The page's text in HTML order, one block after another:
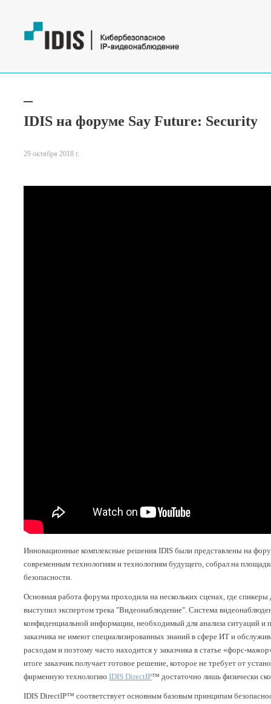
IDIS на форуме Say Future: Security
29 октября 2018 г.
Инновационные комплексные решения IDIS были представлены на
современным технологиям и технологиям будущего, собрал на
безопасности.
Основная работа форума проходила на нескольких сценах, где
выступил экспертом трека "Видеонаблюдение". Система
конфиденциальной информации, необходимый для анализа ситуаций
заказчика не имеют специализированных знаний в сфере ИТ и
расходам и поэтому часто находится у заказчика в статье «форс-
итоге заказчик получает готовое решение, которое не требует от
фирменную технологию IDIS DirectIP™ достаточно лишь физически
IDIS DirectIP™ соответствует основным базовым принципам